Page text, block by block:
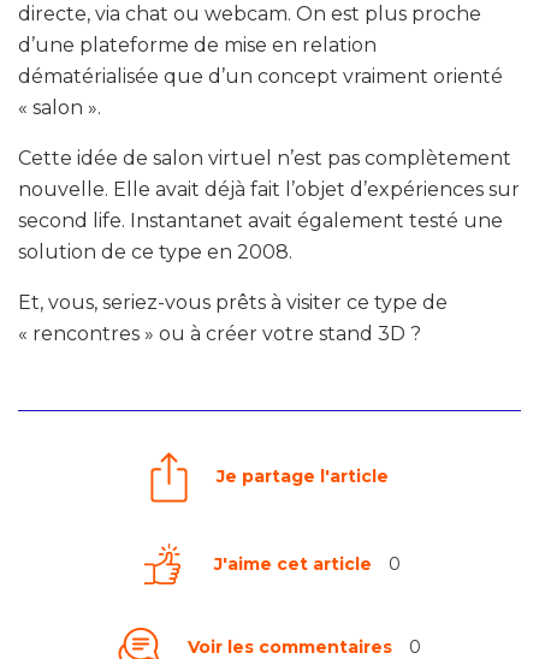
directe, via chat ou webcam. On est plus proche
d’une plateforme de mise en relation
dématérialisée que d’un concept vraiment orienté
« salon ».
Cette idée de salon virtuel n’est pas complètement
nouvelle. Elle avait déjà fait l’objet d’expériences sur
second life. Instantanet avait également testé une
solution de ce type en 2008.
Et, vous, seriez-vous prêts à visiter ce type de
« rencontres » ou à créer votre stand 3D ?
Je partage l'article
J'aime cet article 0
Voir les commentaires 0